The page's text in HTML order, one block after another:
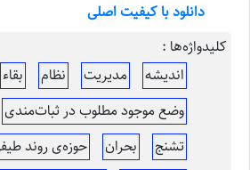
دانلود با کیفیت اصلی
کلیدواژه‌ها :
اندیشه
مدیریت نظام
بقاء
وضع موجود مطلوب در ثبات‌مندی
تشنج
بحران حوزه‌ی روند